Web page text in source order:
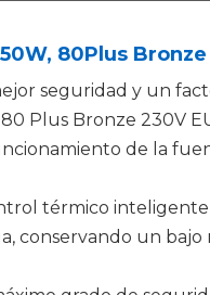
80Plus
seguridad y un
Plus Bronze 230V
de la
térmico
conservando un bajo